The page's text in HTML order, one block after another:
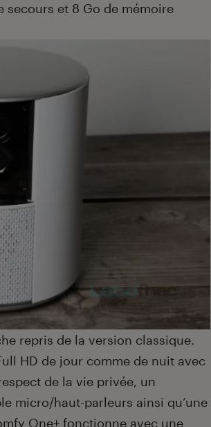
secours et 8 Go de mémoire
repris de la version classique.
HD de jour comme de nuit avec
de la vie privée, un
micro/haut-parleurs ainsi qu’une
One+ fonctionne avec une